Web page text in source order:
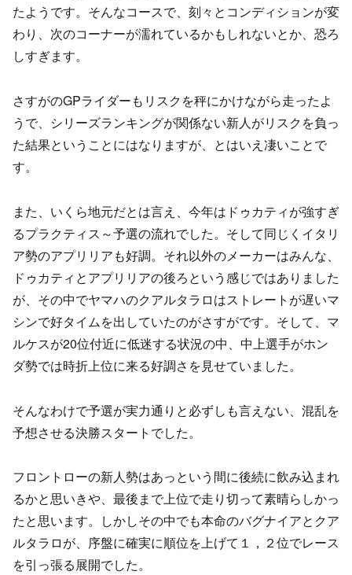
たようです。そんなコースで、刻々とコンディションが変
わり、次のコーナーが濡れているかもしれないとか、恐ろ
しすぎます。
さすがのGPライダーもリスクを秤にかけながら走ったよ
うで、シリーズランキングが関係ない新人がリスクを負っ
た結果ということにはなりますが、とはいえ凄いことで
す。
また、いくら地元だとは言え、今年はドゥカティが強すぎ
るプラクティス～予選の流れでした。そして同じくイタリ
ア勢のアプリリアも好調。それ以外のメーカーはみんな、
ドゥカティとアプリリアの後ろという感じではありました
が、その中でヤマハのクアルタラロはストレートが遅いマ
シンで好タイムを出していたのがさすがです。そして、マ
ルケスが20位付近に低迷する状況の中、中上選手がホン
ダ勢では時折上位に来る好調さを見せていました。
そんなわけで予選が実力通りと必ずしも言えない、混乱を
予想させる決勝スタートでした。
フロントローの新人勢はあっという間に後続に飲み込まれ
るかと思いきや、最後まで上位で走り切って素晴らしかっ
たと思います。しかしその中でも本命のバグナイアとクア
ルタラロが、序盤に確実に順位を上げて１，２位でレース
を引っ張る展開でした。